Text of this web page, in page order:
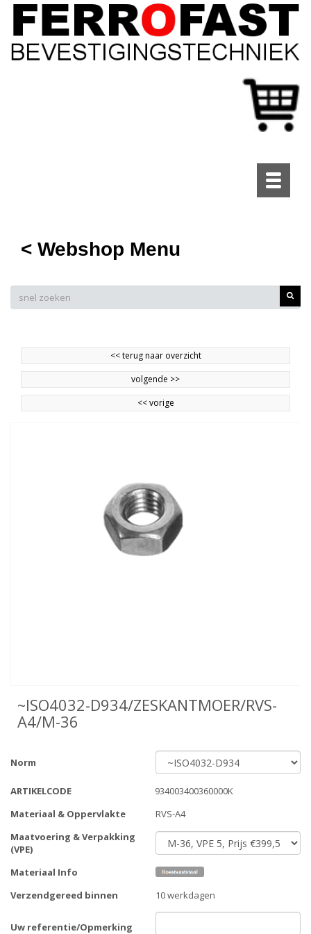
Toggle
< Webshop Menu
<<terug naar overzicht
volgende >>
<<vorige
~ISO4032-D934/ZESKANTMOER/RVS-
A4/M-36
Norm
ARTIKELCODE
934003400360000K
Materiaal & Oppervlakte
RVS-A4
Maatvoering & Verpakking
(VPE)
Materiaal Info
Verzendgereed binnen
10 werkdagen
Uw referentie/Opmerking